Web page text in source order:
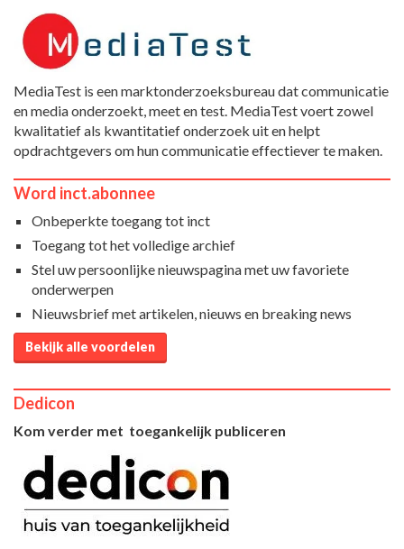
MediaTest is een marktonderzoeksbureau dat communicatie
en media onderzoekt, meet en test. MediaTest voert zowel
kwalitatief als kwantitatief onderzoek uit en helpt
opdrachtgevers om hun communicatie effectiever te maken.
Word inct.abonnee
Onbeperkte toegang tot inct
Toegang tot het volledige archief
Stel uw persoonlijke nieuwspagina met uw favoriete
onderwerpen
Nieuwsbrief met artikelen, nieuws en breaking news
Bekijk alle voordelen
Dedicon
Kom verder met toegankelijk publiceren